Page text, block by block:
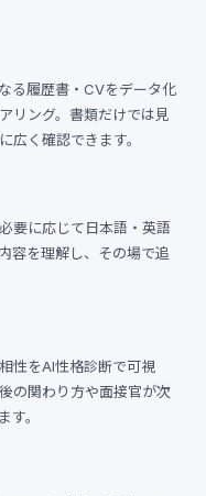
る履歴書・CVをデータ化
リング。書類だけでは見
広く確認できます。
要に応じて日本語・英語
容を理解し、その場で追
性をAI性格診断で可視
の関わり方や面接官が次
す。